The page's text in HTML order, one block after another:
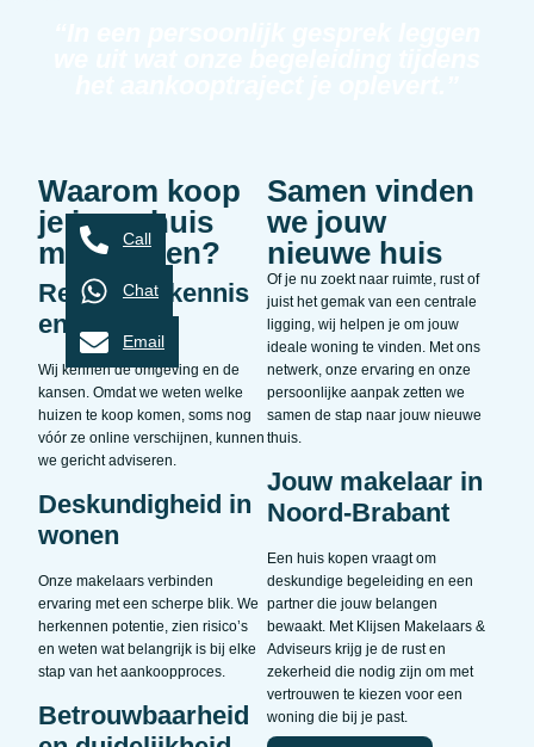
Waarom koop
je jouw huis
met Klijsen?
Regionale kennis
en inzicht
Wij kennen de omgeving en de
kansen. Omdat we weten welke
huizen te koop komen, soms nog
vóór ze online verschijnen, kunnen
we gericht adviseren.
Deskundigheid in
wonen
Onze makelaars verbinden
ervaring met een scherpe blik. We
herkennen potentie, zien risico’s
en weten wat belangrijk is bij elke
stap van het aankoopproces.
Betrouwbaarheid
Samen vinden
we jouw
nieuwe huis
Of je nu zoekt naar ruimte, rust of
juist het gemak van een centrale
ligging, wij helpen je om jouw
ideale woning te vinden. Met ons
netwerk, onze ervaring en onze
persoonlijke aanpak zetten we
samen de stap naar jouw nieuwe
thuis.
Jouw makelaar in
Noord-Brabant
Een huis kopen vraagt om
deskundige begeleiding en een
partner die jouw belangen
bewaakt. Met Klijsen Makelaars &
Adviseurs krijg je de rust en
zekerheid die nodig zijn om met
vertrouwen te kiezen voor een
woning die bij je past.
Call
Chat
Email